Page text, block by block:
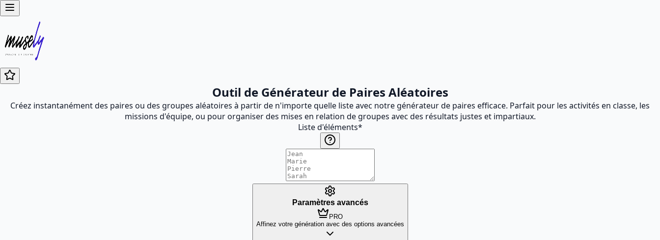
Outil de Générateur de Paires Aléatoires
Créez instantanément des paires ou des groupes aléatoires à partir de n'importe quelle liste avec notre générateur de paires efficace. Parfait pour les activités en classe, les
missions d'équipe, ou pour organiser des mises en relation de groupes avec des résultats justes et impartiaux.
Liste d'éléments*
Paramètres avancés
PRO
Affinez votre génération avec des options avancées